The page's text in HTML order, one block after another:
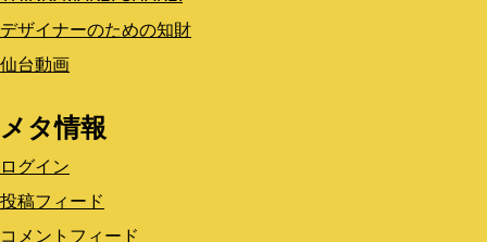
デザイナーのための知財
仙台動画
メタ情報
ログイン
投稿フィード
コメントフィード